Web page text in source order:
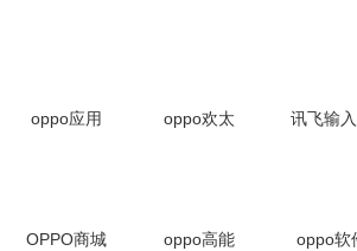
oppo应用
oppo欢太
讯飞输
OPPO商城
oppo高能
oppo软